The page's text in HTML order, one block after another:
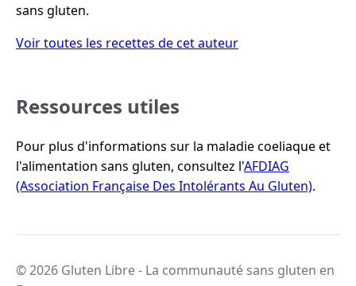
sans gluten.
Voir toutes les recettes de cet auteur
Ressources utiles
Pour plus d'informations sur la maladie coeliaque et
l'alimentation sans gluten, consultez l'AFDIAG
(Association Française Des Intolérants Au Gluten).
© 2026 Gluten Libre - La communauté sans gluten en